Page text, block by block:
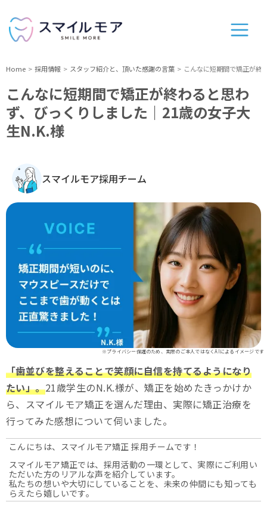
Home 採用情報 スタッフ紹介と、頂いた感謝の言葉 こんなに短期間で矯正が終
こんなに短期間で矯正が終わると思わ
ず、びっくりしました｜21歳の女子大
生N.K.様
スマイルモア採用チーム
※プライバシー保護のため、実際のご本人ではなくAIによるイメージです
「歯並びを整えることで笑顔に自信を持てるようになり
たい」。21歳学生のN.K.様が、矯正を始めたきっかけか
ら、スマイルモア矯正を選んだ理由、実際に矯正治療を
行ってみた感想について伺いました。
こんにちは、スマイルモア矯正 採用チームです！
スマイルモア矯正では、採用活動の一環として、実際にご利用い
ただいた方のリアルな声を紹介しています。
私たちの想いや大切にしていることを、未来の仲間にも知っても
らえたら嬉しいです。